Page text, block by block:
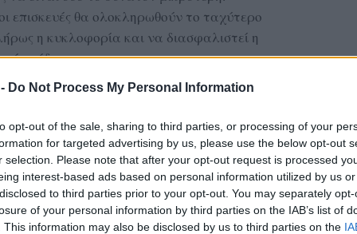
Do Not Process My Personal Information
opt-out of the sale, sharing to third parties, or processing of your
for targeted advertising by us, please use the below opt-out
selection. Please note that after your opt-out request is processed
interest-based ads based on personal information utilized by us
to third parties prior to your opt-out. You may separately
of your personal information by third parties on the IAB’s list of
This information may also be disclosed by us to third parties on the
επισκευές θα ολοκληρωθούν το ταχύτερο
η κυκλοφορία και να διασφαλιστεί η
ύδρευσης.
στα αποτελέσματα αναζήτησης
on Google ↗